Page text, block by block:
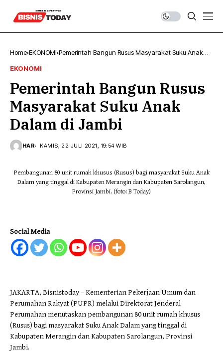
Home EKONOMI Pemerintah Bangun Rusus Masyarakat Suku Anak
EKONOMI
Pemerintah Bangun Rusus
Masyarakat Suku Anak
Dalam di Jambi
HAR KAMIS, 22 JULI 2021, 19:54 WIB
Pembangunan 80 unit rumah khusus (Rusus) bagi masyarakat Suku Anak
Dalam yang tinggal di Kabupaten Merangin dan Kabupaten Sarolangun,
Provinsi Jambi. (foto: B Today)
Social Media
JAKARTA, Bisnistoday – Kementerian Pekerjaan Umum dan
Perumahan Rakyat (PUPR) melalui Direktorat Jenderal
Perumahan menutaskan pembangunan 80 unit rumah khusus
(Rusus) bagi masyarakat Suku Anak Dalam yang tinggal di
Kabupaten Merangin dan Kabupaten Sarolangun, Provinsi
Jambi.